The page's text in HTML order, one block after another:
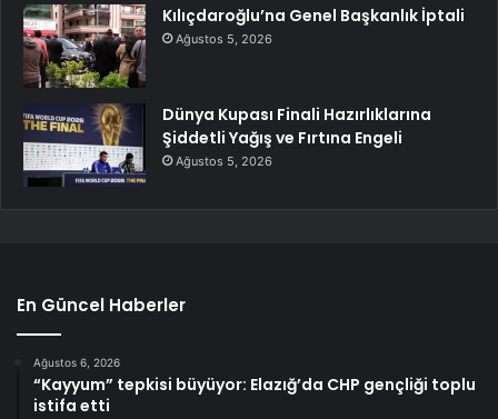
Kılıçdaroğlu’na Genel Başkanlık İptali
Ağustos 5, 2026
Dünya Kupası Finali Hazırlıklarına
Şiddetli Yağış ve Fırtına Engeli
Ağustos 5, 2026
En Güncel Haberler
Ağustos 6, 2026
“Kayyum” tepkisi büyüyor: Elazığ’da CHP gençliği toplu
istifa etti